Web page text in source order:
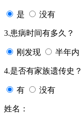
是 没有
3.患病时间有多久？
刚发现 半年内
4.是否有家族遗传史？
有 没有
姓名：